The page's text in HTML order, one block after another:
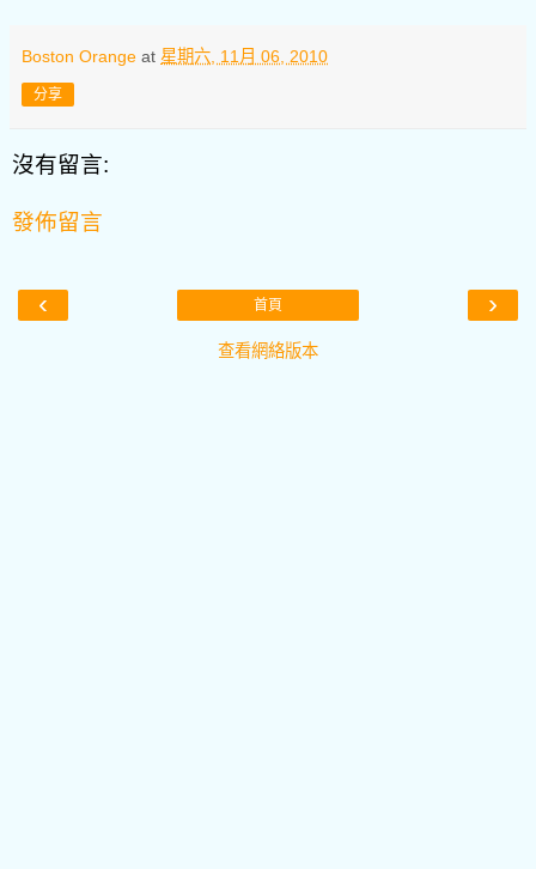
Boston Orange at 星期六, 11月 06, 2010
分享
沒有留言:
發佈留言
‹ ›
首頁
查看網絡版本